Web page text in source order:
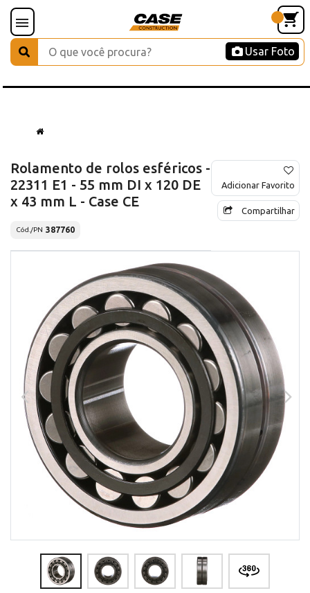
Usar Foto
Rolamento de rolos esféricos -
22311 E1 - 55 mm DI x 120 DE
x 43 mm L - Case CE
Cód./PN 387760
Adicionar Favorito
Compartilhar